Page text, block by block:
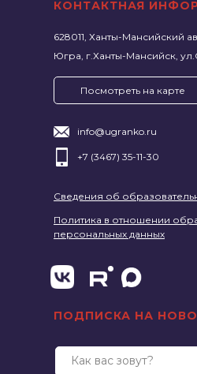
КОНТАКТНАЯ
628011, Ханты-Мансийский
Югра, г.Ханты-Мансийск,
ПОДПИСКА НА
info@ugranko.ru
+7 (3467) 35-11-30
Как вас зовут?
Политика в отношении
персональных данных
Сведения об
Посмотреть на карте